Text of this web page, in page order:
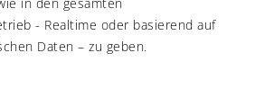
- Realtime oder basierend auf
Daten – zu geben.